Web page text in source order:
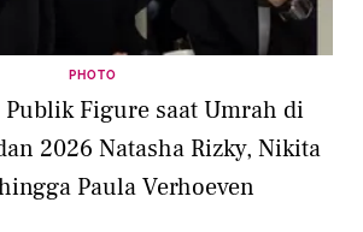
PHOTO
Figure saat Umrah di
2026 Natasha Rizky, Nikita
Paula Verhoeven